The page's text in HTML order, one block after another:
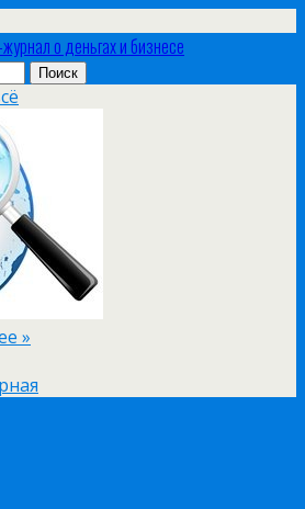
о деньгах и бизнесе
»